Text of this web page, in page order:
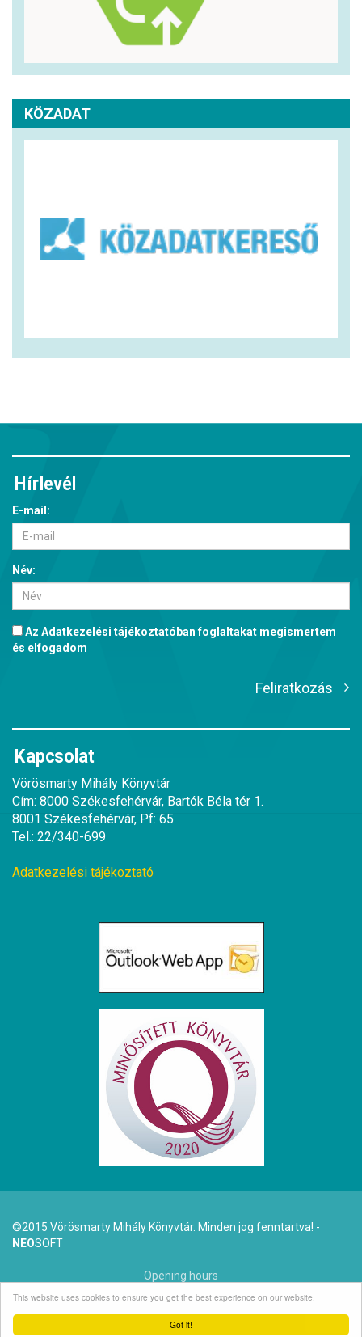
Got it!
This website uses cookies to ensure you get the best experience on our website.
KÖZADAT
Hírlevél
E-mail:
Név:
Az Adatkezelési tájékoztatóbanfoglaltakat megismertem
és elfogadom
Feliratkozás
Kapcsolat
Vörösmarty Mihály Könyvtár
Cím: 8000 Székesfehérvár, Bartók Béla tér 1.
8001 Székesfehérvár, Pf: 65.
Tel.: 22/340-699
Adatkezelési tájékoztató
©2015 Vörösmarty Mihály Könyvtár. Minden jog fenntartva! -
NEOSOFT
Opening hours